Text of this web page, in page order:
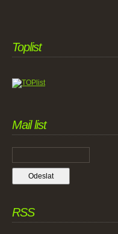
Toplist
Mail list
RSS